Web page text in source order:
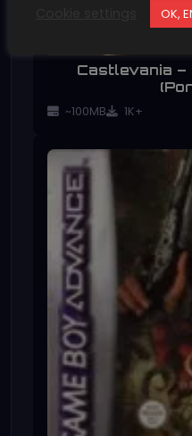
Castlevania –
~100MB 1K+
OK,